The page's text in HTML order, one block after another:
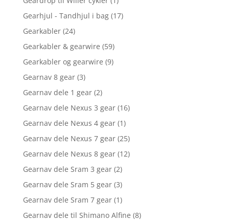
Gearhjul - Tandhjul i bag (17)
Gearkabler (24)
Gearkabler & gearwire (59)
Gearkabler og gearwire (9)
Gearnav 8 gear (3)
Gearnav dele 1 gear (2)
Gearnav dele Nexus 3 gear (16)
Gearnav dele Nexus 4 gear (1)
Gearnav dele Nexus 7 gear (25)
Gearnav dele Nexus 8 gear (12)
Gearnav dele Sram 3 gear (2)
Gearnav dele Sram 5 gear (3)
Gearnav dele Sram 7 gear (1)
Gearnav dele til Shimano Alfine (8)